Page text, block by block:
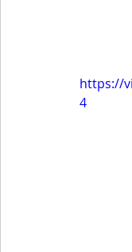
https://
4